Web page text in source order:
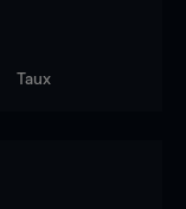
Taux